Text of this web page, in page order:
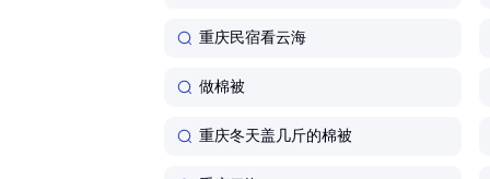
重庆民宿看云海
做棉被
重庆冬天盖几斤的棉被